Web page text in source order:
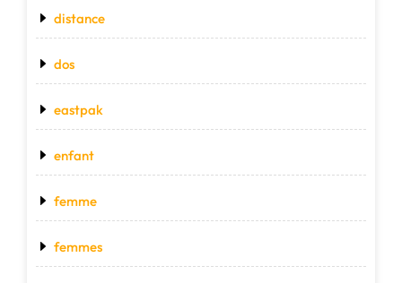
distance
dos
eastpak
enfant
femme
femmes